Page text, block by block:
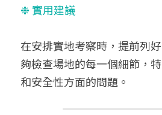
❉ 實用建議
在安排實地考察時，提前列
夠檢查場地的每一個細節，
和安全性方面的問題。